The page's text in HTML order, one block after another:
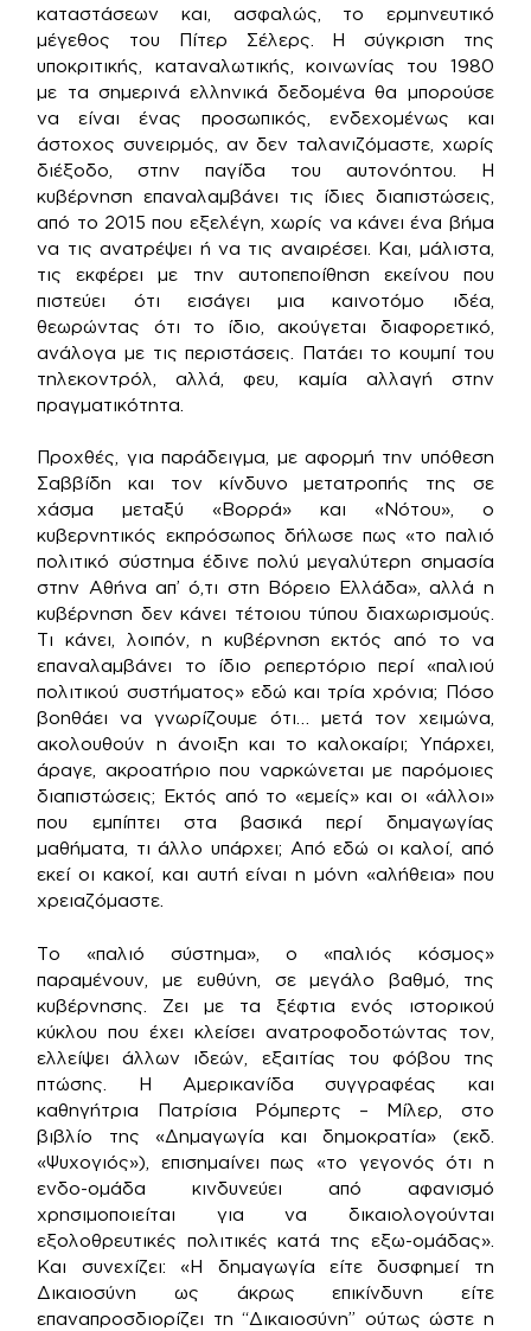
καταστάσεων και, ασφαλώς, το ερμηνευτικό
μέγεθος του Πίτερ Σέλερς. Η σύγκριση της
υποκριτικής, καταναλωτικής, κοινωνίας του 1980
με τα σημερινά ελληνικά δεδομένα θα μπορούσε
να είναι ένας προσωπικός, ενδεχομένως και
άστοχος συνειρμός, αν δεν ταλανιζόμαστε, χωρίς
διέξοδο, στην παγίδα του αυτονόητου. Η
κυβέρνηση επαναλαμβάνει τις ίδιες διαπιστώσεις,
από το 2015 που εξελέγη, χωρίς να κάνει ένα βήμα
να τις ανατρέψει ή να τις αναιρέσει. Και, μάλιστα,
τις εκφέρει με την αυτοπεποίθηση εκείνου που
πιστεύει ότι εισάγει μια καινοτόμο ιδέα,
θεωρώντας ότι το ίδιο, ακούγεται διαφορετικό,
ανάλογα με τις περιστάσεις. Πατάει το κουμπί του
τηλεκοντρόλ, αλλά, φευ, καμία αλλαγή στην
πραγματικότητα.
Προχθές, για παράδειγμα, με αφορμή την υπόθεση
Σαββίδη και τον κίνδυνο μετατροπής της σε
χάσμα μεταξύ «Βορρά» και «Νότου», ο
κυβερνητικός εκπρόσωπος δήλωσε πως «το παλιό
πολιτικό σύστημα έδινε πολύ μεγαλύτερη σημασία
στην Αθήνα απ’ ό,τι στη Βόρειο Ελλάδα», αλλά η
κυβέρνηση δεν κάνει τέτοιου τύπου διαχωρισμούς.
Τι κάνει, λοιπόν, η κυβέρνηση εκτός από το να
επαναλαμβάνει το ίδιο ρεπερτόριο περί «παλιού
πολιτικού συστήματος» εδώ και τρία χρόνια; Πόσο
βοηθάει να γνωρίζουμε ότι… μετά τον χειμώνα,
ακολουθούν η άνοιξη και το καλοκαίρι; Υπάρχει,
άραγε, ακροατήριο που ναρκώνεται με παρόμοιες
διαπιστώσεις; Εκτός από το «εμείς» και οι «άλλοι»
που εμπίπτει στα βασικά περί δημαγωγίας
μαθήματα, τι άλλο υπάρχει; Από εδώ οι καλοί, από
εκεί οι κακοί, και αυτή είναι η μόνη «αλήθεια» που
χρειαζόμαστε.
Το «παλιό σύστημα», ο «παλιός κόσμος»
παραμένουν, με ευθύνη, σε μεγάλο βαθμό, της
κυβέρνησης. Ζει με τα ξέφτια ενός ιστορικού
κύκλου που έχει κλείσει ανατροφοδοτώντας τον,
ελλείψει άλλων ιδεών, εξαιτίας του φόβου της
πτώσης. Η Αμερικανίδα συγγραφέας και
καθηγήτρια Πατρίσια Ρόμπερτς – Μίλερ, στο
βιβλίο της «Δημαγωγία και δημοκρατία» (εκδ.
«Ψυχογιός»), επισημαίνει πως «το γεγονός ότι η
ενδο-ομάδα κινδυνεύει από αφανισμό
χρησιμοποιείται για να δικαιολογούνται
εξολοθρευτικές πολιτικές κατά της εξω-ομάδας».
Και συνεχίζει: «Η δημαγωγία είτε δυσφημεί τη
Δικαιοσύνη ως άκρως επικίνδυνη είτε
επαναπροσδιορίζει τη “Δικαιοσύνη” ούτως ώστε η